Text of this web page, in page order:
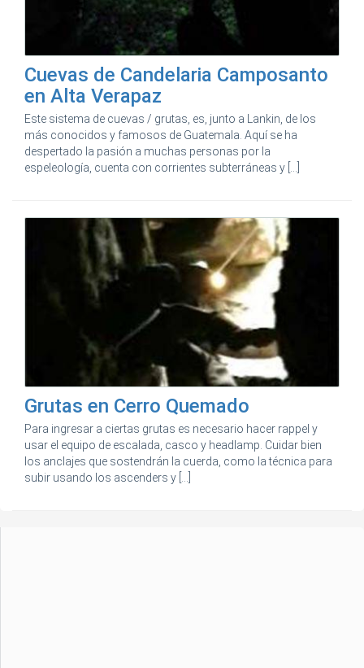
Cuevas de Candelaria Camposanto
en Alta Verapaz
Este sistema de cuevas / grutas, es, junto a Lankin, de los
más conocidos y famosos de Guatemala. Aquí se ha
despertado la pasión a muchas personas por la
espeleología, cuenta con corrientes subterráneas y [...]
Grutas en Cerro Quemado
Para ingresar a ciertas grutas es necesario hacer rappel y
usar el equipo de escalada, casco y headlamp. Cuidar bien
los anclajes que sostendrán la cuerda, como la técnica para
subir usando los ascenders y [...]